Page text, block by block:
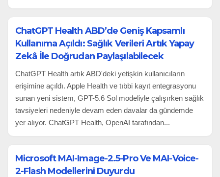
ChatGPT Health ABD’de Geniş Kapsamlı
Kullanıma Açıldı: Sağlık Verileri Artık Yapay
Zekâ İle Doğrudan Paylaşılabilecek
ChatGPT Health artık ABD'deki yetişkin kullanıcıların
erişimine açıldı. Apple Health ve tıbbi kayıt entegrasyonu
sunan yeni sistem, GPT-5.6 Sol modeliyle çalışırken sağlık
tavsiyeleri nedeniyle devam eden davalar da gündemde
yer alıyor. ChatGPT Health, OpenAI tarafından...
Microsoft MAI-Image-2.5-Pro Ve MAI-Voice-
2-Flash Modellerini Duyurdu